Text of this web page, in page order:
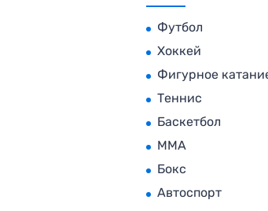
Футбол
Хоккей
Фигурное
Теннис
Баскетбол
MMA
Бокс
Автоспорт